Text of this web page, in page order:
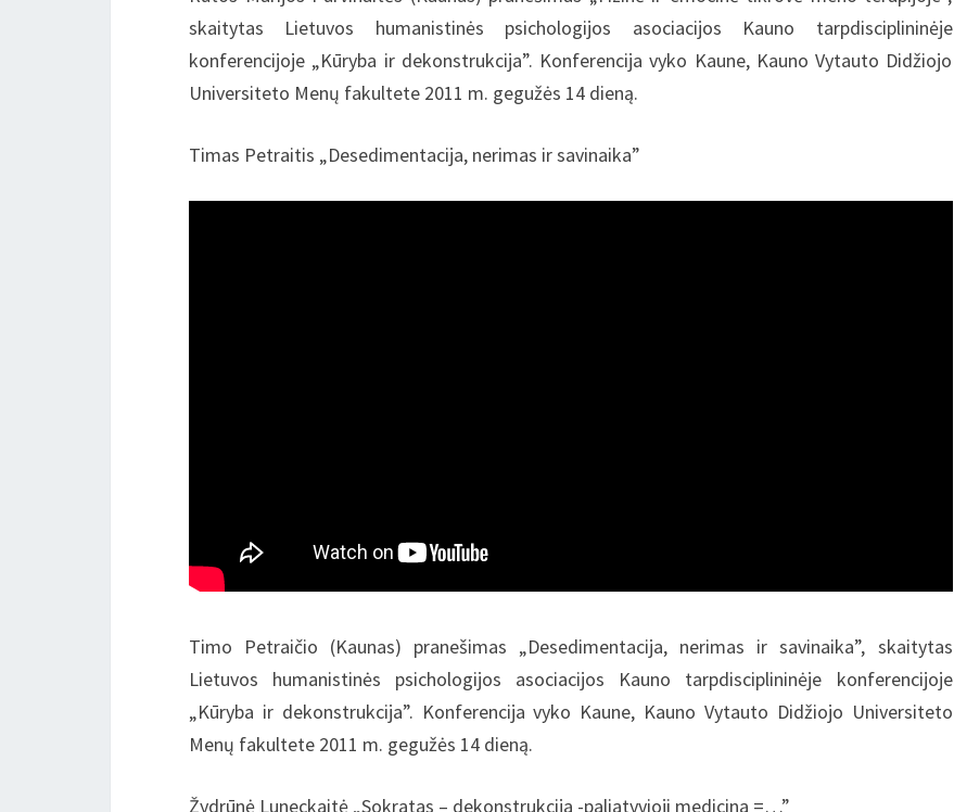
skaitytas Lietuvos humanistinės psichologijos asociacijos Kauno tarpdisciplininėje
konferencijoje „Kūryba ir dekonstrukcija”. Konferencija vyko Kaune, Kauno Vytauto Didžiojo
Universiteto Menų fakultete 2011 m. gegužės 14 dieną.
Timas Petraitis „Desedimentacija, nerimas ir savinaika”
Timo Petraičio (Kaunas) pranešimas „Desedimentacija, nerimas ir savinaika”, skaitytas
Lietuvos humanistinės psichologijos asociacijos Kauno tarpdisciplininėje konferencijoje
„Kūryba ir dekonstrukcija”. Konferencija vyko Kaune, Kauno Vytauto Didžiojo Universiteto
Menų fakultete 2011 m. gegužės 14 dieną.
Žydrūnė Luneckaitė „Sokratas – dekonstrukcija -paliatyvioji medicina =…”